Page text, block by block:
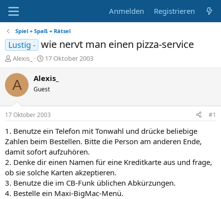
Anmelden Registrieren
Spiel + Spaß + Rätsel
Lustig - wie nervt man einen pizza-service
E
r
s
t
e
r
Alexis_
E
r
s
e
l
t
a
m
17 Oktober 2003
A Alexis_
Guest
17 Oktober 2003 #1
1. Benutze ein Telefon mit Tonwahl und drücke beliebige
Zahlen beim Bestellen. Bitte die Person am anderen Ende,
damit sofort aufzuhören.
2. Denke dir einen Namen für eine Kreditkarte aus und frage,
ob sie solche Karten akzeptieren.
3. Benutze die im CB-Funk üblichen Abkürzungen.
4. Bestelle ein Maxi-BigMac-Menü.